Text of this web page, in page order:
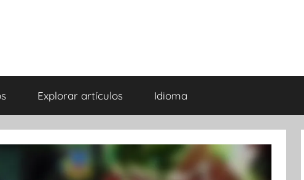
Explorar artículos Idioma